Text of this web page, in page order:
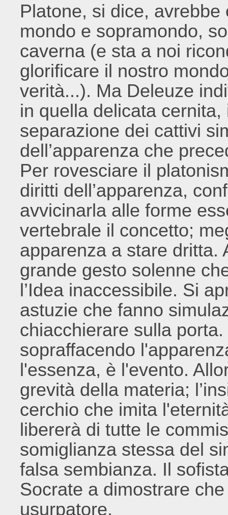
Platone, si dice,
mondo e sopramondo,
caverna (e sta a noi
glorificare il nostro
verità...). Ma Deleuze
in quella delicata
separazione dei cattivi
dell’apparenza che
Per rovesciare il
diritti dell’apparenza,
avvicinarla alle forme
vertebrale il concetto;
apparenza a stare dritta.
grande gesto solenne
l’Idea inaccessibile. Si
astuzie che fanno
chiacchierare sulla
sopraffacendo
l'essenza, è l'evento.
grevità della materia;
cerchio che imita
libererà di tutte le
somiglianza stessa del
falsa sembianza. Il
Socrate a dimostrare
usurpatore.